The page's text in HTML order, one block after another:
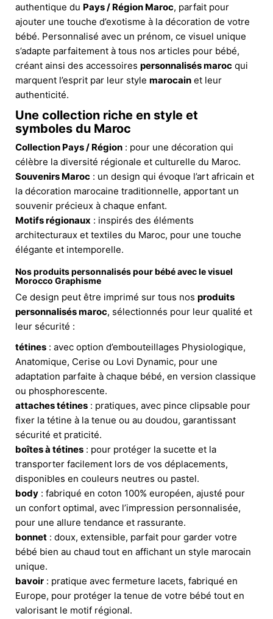
authentique du Pays / Région Maroc, parfait pour
ajouter une touche d’exotisme à la décoration de votre
bébé. Personnalisé avec un prénom, ce visuel unique
s’adapte parfaitement à tous nos articles pour bébé,
créant ainsi des accessoires personnalisés maroc qui
marquent l’esprit par leur style marocain et leur
authenticité.
Une collection riche en style et
symboles du Maroc
Collection Pays / Région : pour une décoration qui
célèbre la diversité régionale et culturelle du Maroc.
Souvenirs Maroc : un design qui évoque l’art africain et
la décoration marocaine traditionnelle, apportant un
souvenir précieux à chaque enfant.
Motifs régionaux : inspirés des éléments
architecturaux et textiles du Maroc, pour une touche
élégante et intemporelle.
Nos produits personnalisés pour bébé avec le visuel
Morocco Graphisme
Ce design peut être imprimé sur tous nos produits
personnalisés maroc, sélectionnés pour leur qualité et
leur sécurité :
tétines : avec option d’embouteillages Physiologique,
Anatomique, Cerise ou Lovi Dynamic, pour une
adaptation parfaite à chaque bébé, en version classique
ou phosphorescente.
attaches tétines : pratiques, avec pince clipsable pour
fixer la tétine à la tenue ou au doudou, garantissant
sécurité et praticité.
boîtes à tétines : pour protéger la sucette et la
transporter facilement lors de vos déplacements,
disponibles en couleurs neutres ou pastel.
body : fabriqué en coton 100% européen, ajusté pour
un confort optimal, avec l’impression personnalisée,
pour une allure tendance et rassurante.
bonnet : doux, extensible, parfait pour garder votre
bébé bien au chaud tout en affichant un style marocain
unique.
bavoir : pratique avec fermeture lacets, fabriqué en
Europe, pour protéger la tenue de votre bébé tout en
valorisant le motif régional.